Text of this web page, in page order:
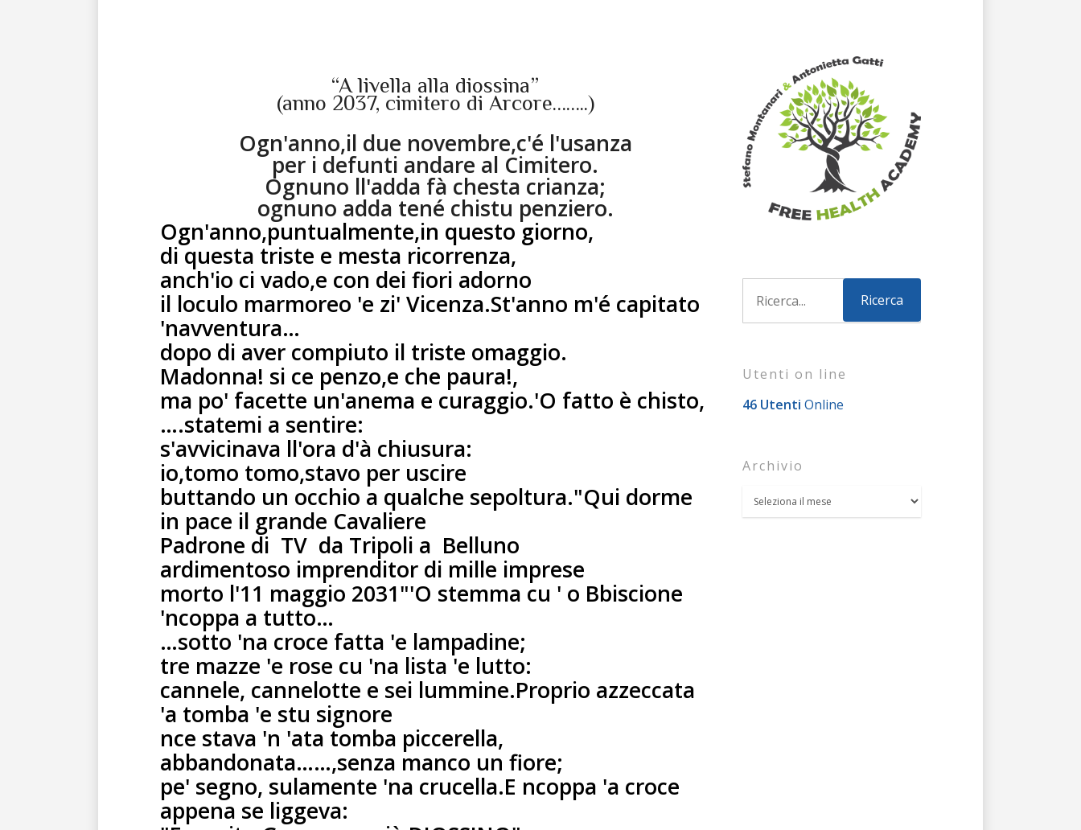
“A livella alla diossina”
(anno 2037, cimitero di Arcore……..)
Ogn'anno,il due novembre,c'é l'usanza
per i defunti andare al Cimitero.
Ognuno ll'adda fà chesta crianza;
ognuno adda tené chistu penziero.
Ogn'anno,puntualmente,in questo giorno,
di questa triste e mesta ricorrenza,
anch'io ci vado,e con dei fiori adorno
il loculo marmoreo 'e zi' Vicenza.St'anno m'é capitato
'navventura…
dopo di aver compiuto il triste omaggio.
Madonna! si ce penzo,e che paura!,
ma po' facette un'anema e curaggio.'O fatto è chisto,
….statemi a sentire:
s'avvicinava ll'ora d'à chiusura:
io,tomo tomo,stavo per uscire
buttando un occhio a qualche sepoltura."Qui dorme
in pace il grande Cavaliere
Padrone di TV da Tripoli a Belluno
ardimentoso imprenditor di mille imprese
morto l'11 maggio 2031"'O stemma cu ' o Bbiscione
'ncoppa a tutto…
…sotto 'na croce fatta 'e lampadine;
tre mazze 'e rose cu 'na lista 'e lutto:
cannele, cannelotte e sei lummine.Proprio azzeccata
'a tomba 'e stu signore
nce stava 'n 'ata tomba piccerella,
abbandonata……,senza manco un fiore;
pe' segno, sulamente 'na crucella.E ncoppa 'a croce
appena se liggeva:
Utenti on line
46 Utenti Online
Archivio